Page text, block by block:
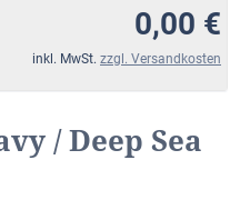
0,00 €
inkl. MwSt. zzgl. Versandkosten
/ Deep Sea